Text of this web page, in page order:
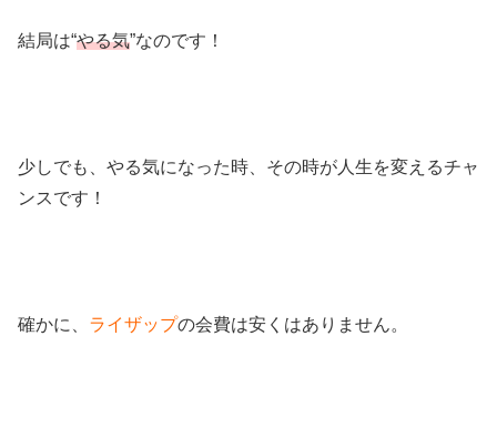
結局は“やる気”なのです！
少しでも、やる気になった時、その時が人生を変えるチャ
ンスです！
確かに、 ライザップの会費は安くはありません。